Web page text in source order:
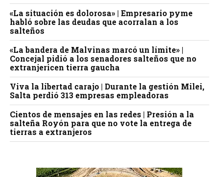
«La situación es dolorosa» | Empresario pyme
habló sobre las deudas que acorralan a los
salteños
«La bandera de Malvinas marcó un límite» |
Concejal pidió a los senadores salteños que no
extranjericen tierra gaucha
Viva la libertad carajo | Durante la gestión Milei,
Salta perdió 313 empresas empleadoras
Cientos de mensajes en las redes | Presión a la
salteña Royón para que no vote la entrega de
tierras a extranjeros